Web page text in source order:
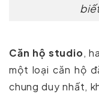
Căn hộ studio,
một loại căn hộ
chung duy nhất,